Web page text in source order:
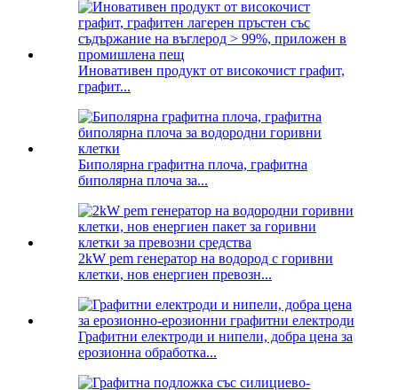
Иновативен продукт от високочист графит,
графит...
Биполярна графитна плоча, графитна
биполярна плоча за...
2kW pem генератор на водород с горивни
клетки, нов енергиен превозн...
Графитни електроди и нипели, добра цена за
ерозионна обработка...